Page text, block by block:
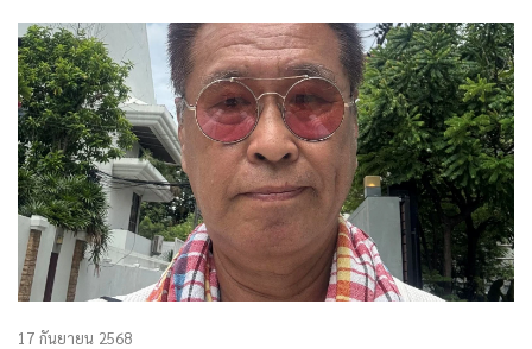
ตะวันออก มหาวิทยาลัยรังสิต
17 กันยายน 2568